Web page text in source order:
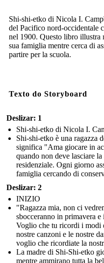
Shi-shi-etko di Nicola I.
del Pacifico nord-occidentale
nel 1900. Questo libro
sua famiglia mentre cerca di
partire per la scuola.
Texto do Storyboard
Deslizar: 1
Shi-shi-etko di Nicola I.
Shi-shi-etko è una ragazza
significa "Ama giocare in
quando non deve lasciare
residenziale. Ogni giorno
famiglia cercando di
Deslizar: 2
INIZIO
"Ragazza mia, non ci
sbocceranno in primavera
Voglio che tu ricordi i modi
nostre canzoni e le nostre
voglio che ricordiate la
La madre di Shi-Shi-etko
mentre ammirano tutta la